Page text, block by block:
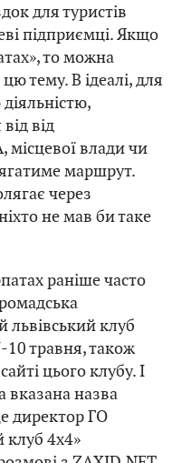
для туристів
підприємці. Якщо
то можна
тему. В ідеалі, для
від
місцевої влади чи
маршрут.
через
не мав би таке
раніше часто
львівський клуб
10 травня, також
цього клубу. І
вказана назва
директор ГО
клуб 4х4»